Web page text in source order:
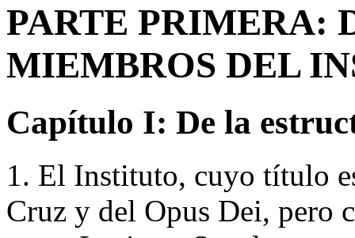
PARTE PRIMERA:
MIEMBROS DEL
Capítulo I: De la
1. El Instituto, cuyo título
Cruz y del Opus Dei, pero